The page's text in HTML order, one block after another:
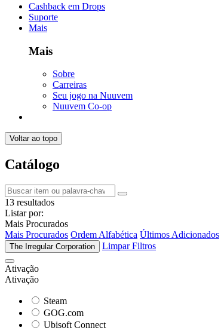
Cashback em Drops
Suporte
Mais
Mais
Sobre
Carreiras
Seu jogo na Nuuvem
Nuuvem Co-op
Voltar ao topo
Catálogo
13 resultados
Listar por:
Mais Procurados
Mais Procurados Ordem Alfabética Últimos Adicionados
The Irregular Corporation Limpar Filtros
Ativação
Ativação
Steam
GOG.com
Ubisoft Connect